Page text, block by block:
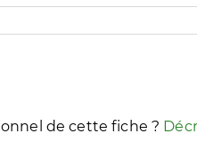
handicaps/besoins
de cette fiche ?